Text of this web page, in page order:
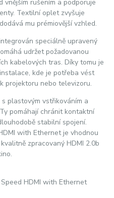
rušením a podporuje
Textilní oplet zvyšuje
mu prémiovější vzhled.
speciálně upravený
udržet požadovanou
kabelových tras. Díky tomu je
kde je potřeba vést
projektoru nebo televizoru.
plastovým vstřikováním a
pomáhají chránit kontaktní
stabilní spojení.
with Ethernet je vhodnou
zpracovaný HDMI 2.0b
HDMI with Ethernet